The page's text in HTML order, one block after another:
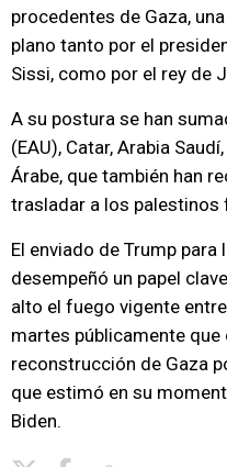
procedentes de Gaza,
plano tanto por el
Sissi, como por el rey de
A su postura se han
(EAU), Catar, Arabia
Árabe, que también han
trasladar a los palestinos
El enviado de Trump
desempeñó un papel
alto el fuego vigente
martes públicamente que
reconstrucción de Gaza
que estimó en su
Biden.